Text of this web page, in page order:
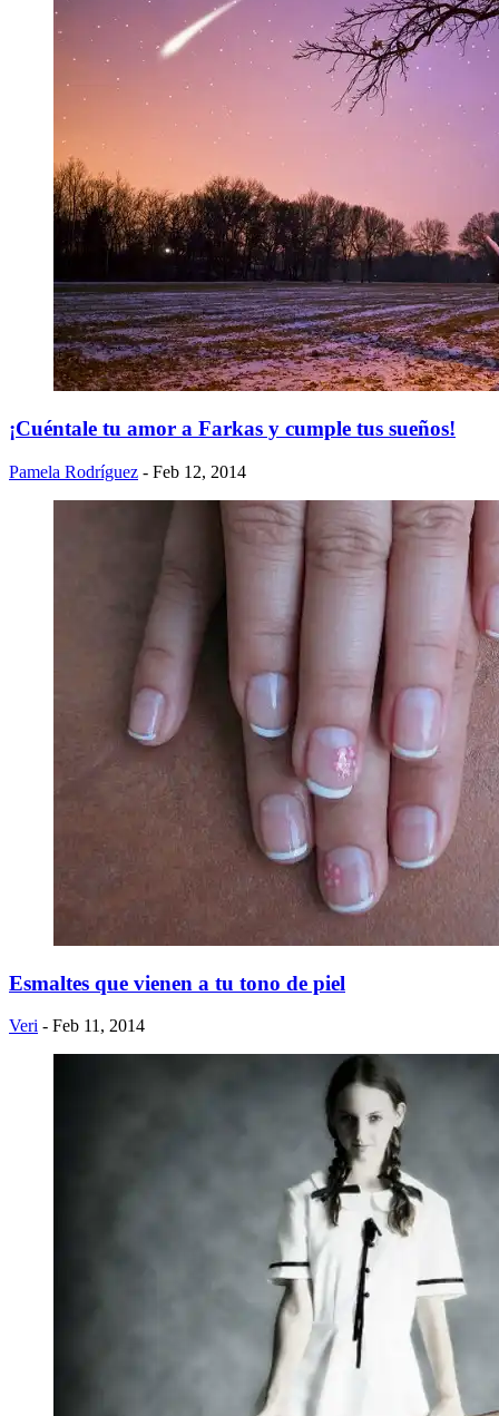
¡Cuéntale tu amor a Farkas y cumple tus sueños!
Pamela Rodríguez - Feb 12, 2014
Esmaltes que vienen a tu tono de piel
Veri - Feb 11, 2014